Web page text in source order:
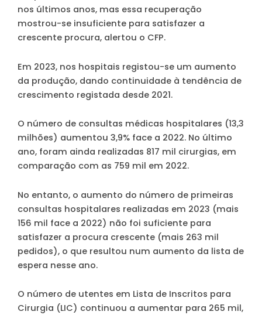
nos últimos anos, mas essa recuperação
mostrou-se insuficiente para satisfazer a
crescente procura, alertou o CFP.
Em 2023, nos hospitais registou-se um aumento
da produção, dando continuidade à tendência de
crescimento registada desde 2021.
O número de consultas médicas hospitalares (13,3
milhões) aumentou 3,9% face a 2022. No último
ano, foram ainda realizadas 817 mil cirurgias, em
comparação com as 759 mil em 2022.
No entanto, o aumento do número de primeiras
consultas hospitalares realizadas em 2023 (mais
156 mil face a 2022) não foi suficiente para
satisfazer a procura crescente (mais 263 mil
pedidos), o que resultou num aumento da lista de
espera nesse ano.
O número de utentes em Lista de Inscritos para
Cirurgia (LIC) continuou a aumentar para 265 mil,